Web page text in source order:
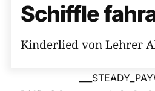
Schiffle
Kinderlied von Lehrer